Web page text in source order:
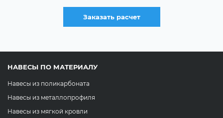
Заказать расчет
НАВЕСЫ ПО МАТЕРИАЛУ
Навесы из поликарбоната
Навесы из металлопрофиля
Навесы из мягкой кровли